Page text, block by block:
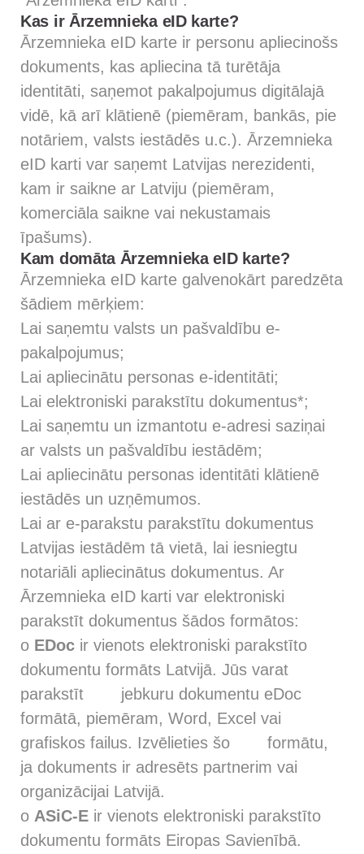
Kas ir Ārzemnieka eID karte?
Ārzemnieka eID karte ir personu apliecinošs
dokuments, kas apliecina tā turētāja
identitāti, saņemot pakalpojumus digitālajā
vidē, kā arī klātienē (piemēram, bankās, pie
notāriem, valsts iestādēs u.c.). Ārzemnieka
eID karti var saņemt Latvijas nerezidenti,
kam ir saikne ar Latviju (piemēram,
komerciāla saikne vai nekustamais
īpašums).
Kam domāta Ārzemnieka eID karte?
Ārzemnieka eID karte galvenokārt paredzēta
šādiem mērķiem:
Lai saņemtu valsts un pašvaldību e-
pakalpojumus;
Lai apliecinātu personas e-identitāti;
Lai elektroniski parakstītu dokumentus*;
Lai saņemtu un izmantotu e-adresi saziņai
ar valsts un pašvaldību iestādēm;
Lai apliecinātu personas identitāti klātienē
iestādēs un uzņēmumos.
Lai ar e-parakstu parakstītu dokumentus
Latvijas iestādēm tā vietā, lai iesniegtu
notariāli apliecinātus dokumentus. Ar
Ārzemnieka eID karti var elektroniski
parakstīt dokumentus šādos formātos:
o EDoc ir vienots elektroniski parakstīto
dokumentu formāts Latvijā. Jūs varat
parakstīt jebkuru dokumentu eDoc
formātā, piemēram, Word, Excel vai
grafiskos failus. Izvēlieties šo formātu,
ja dokuments ir adresēts partnerim vai
organizācijai Latvijā.
o ASiC-E ir vienots elektroniski parakstīto
dokumentu formāts Eiropas Savienībā.